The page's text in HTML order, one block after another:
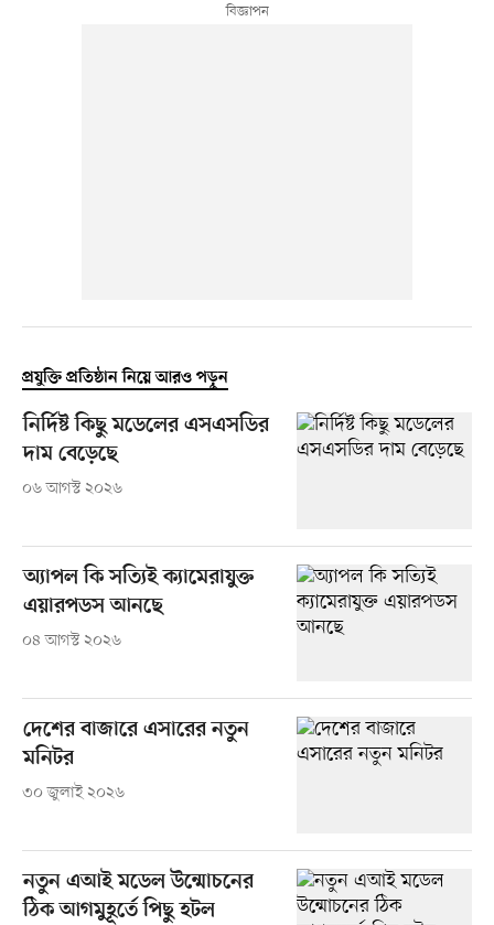
প্রযুক্তি প্রতিষ্ঠান নিয়ে আরও পড়ুন
নির্দিষ্ট কিছু মডেলের এসএসডির
দাম বেড়েছে
০৬ আগস্ট ২০২৬
অ্যাপল কি সত্যিই ক্যামেরাযুক্ত
এয়ারপডস আনছে
০৪ আগস্ট ২০২৬
দেশের বাজারে এসারের নতুন
মনিটর
৩০ জুলাই ২০২৬
নতুন এআই মডেল উন্মোচনের
ঠিক আগমুহূর্তে পিছু হটল